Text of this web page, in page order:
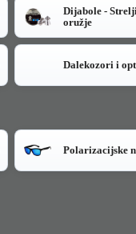
Dijabole -
oružje
Dalekozori i
Polarizacijske